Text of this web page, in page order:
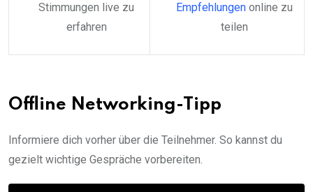
Stimmungen live zu
erfahren
Empfehlungenonline zu
teilen
Offline Networking-Tipp
Informiere dich vorher über die Teilnehmer. So kannst du
gezielt wichtige Gespräche vorbereiten.